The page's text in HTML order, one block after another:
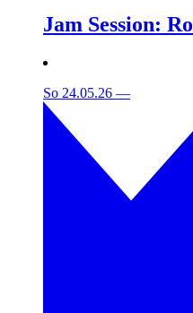
Jam Session:
So 24.05.26 —